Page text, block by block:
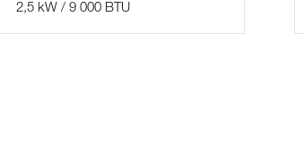
2,5 kW / 9 000 BTU